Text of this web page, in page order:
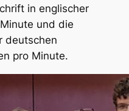
in englischer
und die
deutschen
pro Minute.